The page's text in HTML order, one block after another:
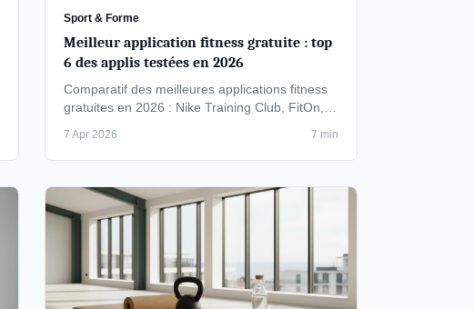
Sport & Forme
Meilleur application fitness gratuite : top
6 des applis testées en 2026
Comparatif des meilleures applications fitness
gratuites en 2026 : Nike Training Club, FitOn,
7 Apr 2026 7 min